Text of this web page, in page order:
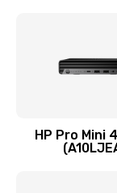
HP Pro Mini